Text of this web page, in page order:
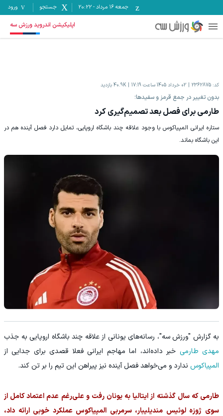
جمعه ۱۶ مرداد -
20:22 جستجو ورود
اپلیکیشن اندروید ورزش سه
کد: 2362875 02 خرداد 1405 ساعت 17:19 40.9K بازدید
بدون تغییر در جمع قرمز و سفیدها؛
طارمی برای فصل بعد تصمیم‌گیری کرد
ستاره ایرانی المپیاکوس با وجود علاقه چند باشگاه اروپایی، تمایل دارد فصل آینده هم در
این باشگاه بماند.
به گزارش "ورزش سه"، رسانه‌های یونانی از علاقه چند باشگاه اروپایی به جذب
مهدی طارمی خبر داده‌اند، اما مهاجم ایرانی فعلا قصدی برای جدایی از
المپیاکوس ندارد و می‌خواهد فصل آینده نیز پیراهن این تیم را بر تن کند.
طارمی که سال گذشته از ایتالیا به یونان رفت و علی‌رغم عدم اعتماد کامل از
سوی ژوزه لوئیس مندیلیبار، سرمربی المپیاکوس عملکرد خوبی ارائه داد،